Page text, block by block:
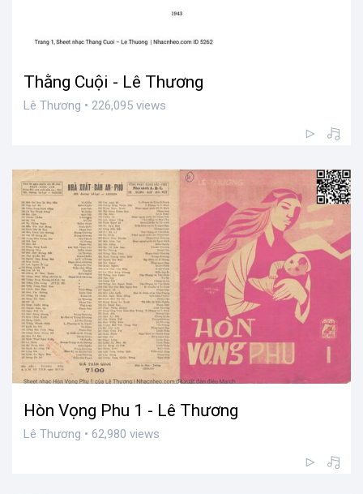
Thằng Cuội - Lê Thương
Lê Thương • 226,095 views
Hòn Vọng Phu 1 - Lê Thương
Lê Thương • 62,980 views